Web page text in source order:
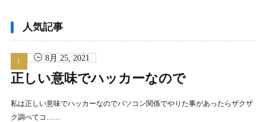
ブ
人気記事
8月 25, 2021
正しい意味でハッカーなので
私は正しい意味でハッカーなのでパソコン関係でやりた事があったらザクザ
ク調べてコ……